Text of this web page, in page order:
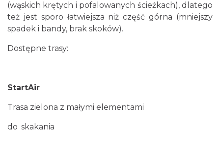
(wąskich krętych i pofalowanych ścieżkach), dlatego
też jest sporo łatwiejsza niż część górna (mniejszy
spadek i bandy, brak skoków).
Dostępne trasy:
StartAir
Trasa zielona z małymi elementami
do skakania